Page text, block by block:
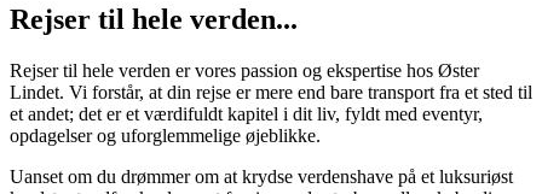
Rejser til hele verden...
Rejser til hele verden er vores passion og ekspertise hos Øster
Lindet. Vi forstår, at din rejse er mere end bare transport fra et sted til
et andet; det er et værdifuldt kapitel i dit liv, fyldt med eventyr,
opdagelser og uforglemmelige øjeblikke.
Uanset om du drømmer om at krydse verdenshave på et luksuriøst